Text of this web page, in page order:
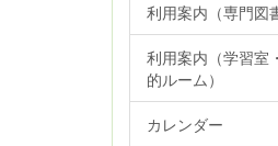
利用案内（専門図
利用案内（学習室
的ルーム）
カレンダー